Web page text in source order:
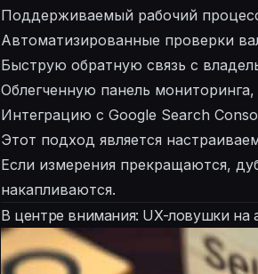
Поддерживаемый рабочий
Автоматизированные проверки
Быструю обратную связь с
Облегченную панель
Интеграцию с Google Search
Этот подход является
Если измерения прекращаются,
накапливаются.
В центре внимания: UX-ловушки на